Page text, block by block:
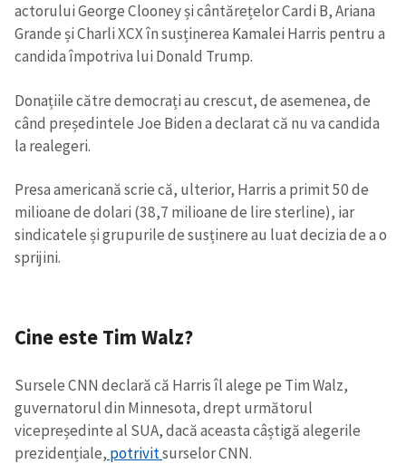
actorului George Clooney și cântărețelor Cardi B, Ariana
Grande și Charli XCX în susținerea Kamalei Harris pentru a
candida împotriva lui Donald Trump.
Donațiile către democrați au crescut, de asemenea, de
când președintele Joe Biden a declarat că nu va candida
la realegeri.
Presa americană scrie că, ulterior, Harris a primit 50 de
milioane de dolari (38,7 milioane de lire sterline), iar
sindicatele și grupurile de susținere au luat decizia de a o
sprijini.
Cine este Tim Walz?
Sursele CNN declară că Harris îl alege pe Tim Walz,
guvernatorul din Minnesota, drept următorul
vicepreședinte al SUA, dacă aceasta câștigă alegerile
prezidențiale, potrivitsurselor CNN.